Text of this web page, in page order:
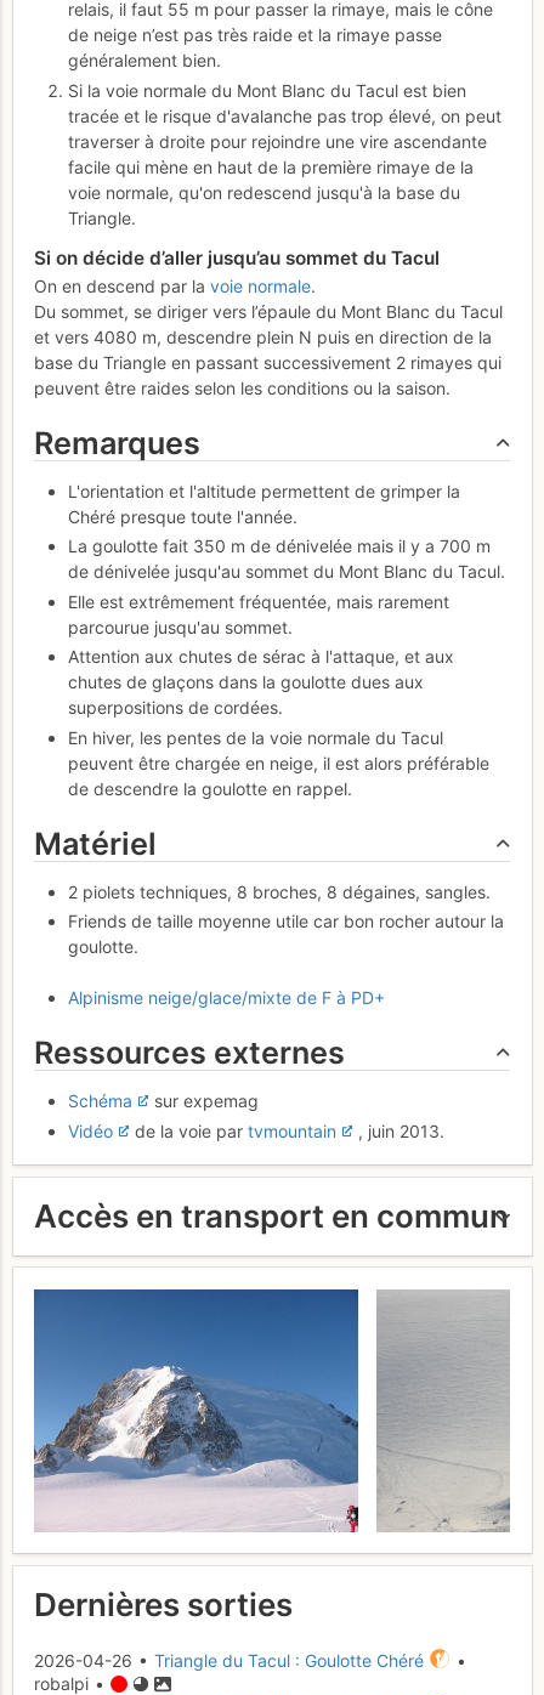
relais, il faut 55 m pour passer la rimaye, mais le cône
de neige n’est pas très raide et la rimaye passe
généralement bien.
Si la voie normale du Mont Blanc du Tacul est bien
tracée et le risque d'avalanche pas trop élevé, on peut
traverser à droite pour rejoindre une vire ascendante
facile qui mène en haut de la première rimaye de la
voie normale, qu'on redescend jusqu'à la base du
Triangle.
Si on décide d’aller jusqu’au sommet du Tacul
On en descend par la voie normale.
Du sommet, se diriger vers l’épaule du Mont Blanc du Tacul
et vers 4080 m, descendre plein N puis en direction de la
base du Triangle en passant successivement 2 rimayes qui
peuvent être raides selon les conditions ou la saison.
Remarques
L'orientation et l'altitude permettent de grimper la
Chéré presque toute l'année.
La goulotte fait 350 m de dénivelée mais il y a 700 m
de dénivelée jusqu'au sommet du Mont Blanc du Tacul.
Elle est extrêmement fréquentée, mais rarement
parcourue jusqu'au sommet.
Attention aux chutes de sérac à l'attaque, et aux
chutes de glaçons dans la goulotte dues aux
superpositions de cordées.
En hiver, les pentes de la voie normale du Tacul
peuvent être chargée en neige, il est alors préférable
de descendre la goulotte en rappel.
Matériel
2 piolets techniques, 8 broches, 8 dégaines, sangles.
Friends de taille moyenne utile car bon rocher autour la
goulotte.
Alpinisme neige/glace/mixte de F à PD+
Ressources externes
Schéma
sur expemag
Vidéo
de la voie par tvmountain , juin 2013.
Accès en transport en commun
Dernières sorties
2026-04-26 • Triangle du Tacul : Goulotte Chéré
•
robalpi •